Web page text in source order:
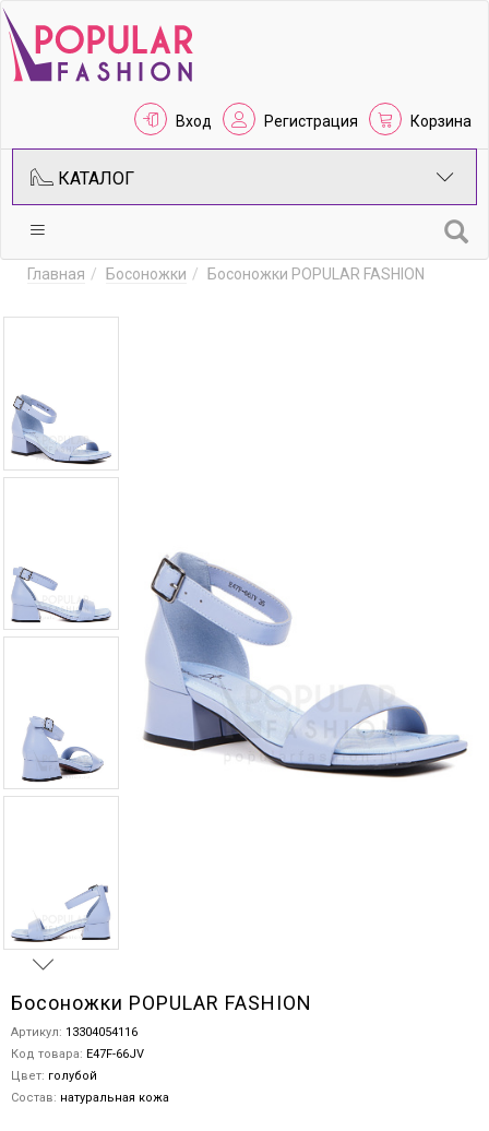
Вход Регистрация Корзина
КАТАЛОГ
Главная Босоножки Босоножки POPULAR FASHION
Босоножки POPULAR FASHION
Артикул: 13304054116
Код товара: E47F-66JV
Цвет: голубой
Состав: натуральная кожа